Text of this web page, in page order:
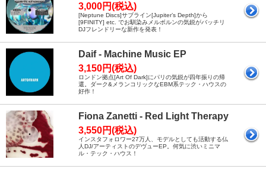
3,000円(税込)
[Neptune Discs]サブライン[Jupiter’s Depth]から
[9FINITY] etc. でお馴染みメルボルンの気鋭がバッチリ
DJフレンドリーな新作を発表！
Daif - Machine Music EP
3,150円(税込)
ロンドン拠点[Art Of Dark]にパリの気鋭が四年振りの帰
還。ダーク&メランコリックなEBM系テック・ハウスの
好作！
Fiona Zanetti - Red Light Therapy
3,550円(税込)
インスタフォロワー27万人、モデルとしても活動する仏
人DJ/アーティストのデヴューEP。何気に渋いミニマ
ル・テック・ハウス！